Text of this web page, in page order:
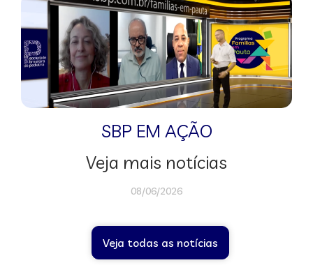
SBP EM AÇÃO
Veja mais notícias
08/06/2026
Veja todas as notícias